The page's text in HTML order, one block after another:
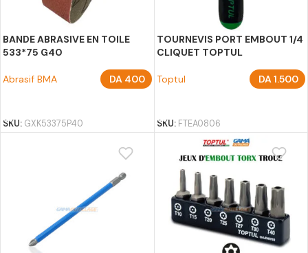
BANDE ABRASIVE EN TOILE
533*75 G40
Abrasif BMA DA400
SKU: GXK53375P40
TOURNEVIS PORT EMBOUT 1/4
CLIQUET TOPTUL
Toptul DA1.500
SKU: FTEA0806